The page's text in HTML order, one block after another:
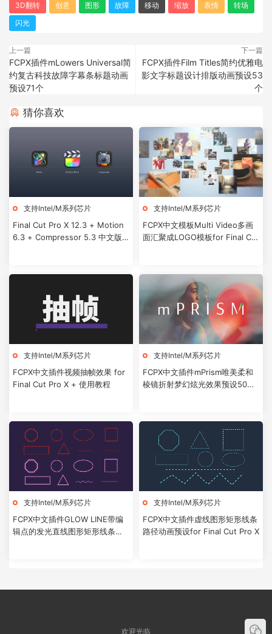
3D翻转 创意 图形 故障 移动 缩放 表情
转场
闪光
上一篇
FCPX插件mLowers Universal简
约复古科技故障字幕条标题动画
预设71个
下一篇
FCPX插件Film Titles简约优雅电
影文字标题设计排版动画预设53
个
猜你喜欢
支持Intel/M系列芯片
Final Cut Pro X 12.3 + Motion
6.3 + Compressor 5.3 中文版/
支持Intel/M系列芯片
FCPX中文模板Multi Video多画
面汇聚成LOGO模板for Final Cut
支持Intel/M系列芯片
FCPX中文插件视频抽帧效果 for
Final Cut Pro X + 使用教程
支持Intel/M系列芯片
FCPX中文插件mPrism唯美柔和
棱镜折射梦幻炫光效果预设50个
支持Intel/M系列芯片
FCPX中文插件GLOW LINE带编
辑点的发光直线图形矩形线条路
支持Intel/M系列芯片
FCPX中文插件虚线图形矩形线条
路径动画预设for Final Cut Pro X
欢迎光临